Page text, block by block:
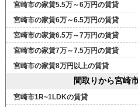
宮崎市の家賃5.5万～6万円の賃貸
宮崎市の家賃6万～6.5万円の賃貸
宮崎市の家賃6.5万～7万円の賃貸
宮崎市の家賃7万～7.5万円の賃貸
宮崎市の家賃8万円以上の賃貸
間取りから宮崎
宮崎市1R~1LDKの賃貸